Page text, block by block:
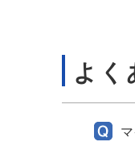
よく